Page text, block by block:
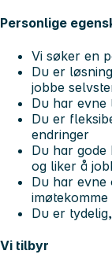
Personlige
Vi søker en
Du er
jobbe
Du har evne
Du er
endringer
Du har gode
og liker å
Du har evne
Du er
Vi tilbyr